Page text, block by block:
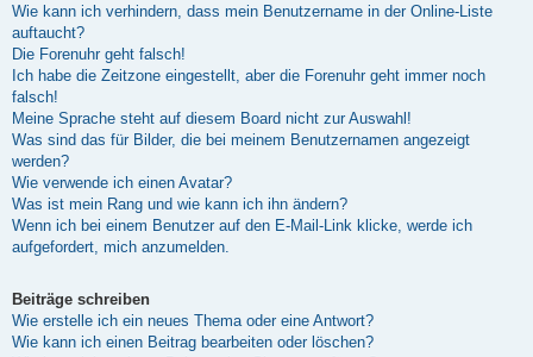
Wie kann ich verhindern, dass mein Benutzername in der Online-Liste
auftaucht?
Die Forenuhr geht falsch!
Ich habe die Zeitzone eingestellt, aber die Forenuhr geht immer noch
falsch!
Meine Sprache steht auf diesem Board nicht zur Auswahl!
Was sind das für Bilder, die bei meinem Benutzernamen angezeigt
werden?
Wie verwende ich einen Avatar?
Was ist mein Rang und wie kann ich ihn ändern?
Wenn ich bei einem Benutzer auf den E-Mail-Link klicke, werde ich
aufgefordert, mich anzumelden.
Beiträge schreiben
Wie erstelle ich ein neues Thema oder eine Antwort?
Wie kann ich einen Beitrag bearbeiten oder löschen?